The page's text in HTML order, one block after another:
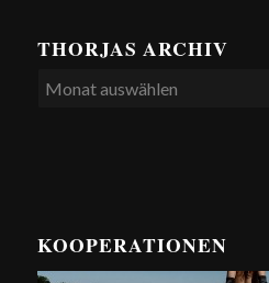
THORJAS ARCHIV
KOOPERATIONEN